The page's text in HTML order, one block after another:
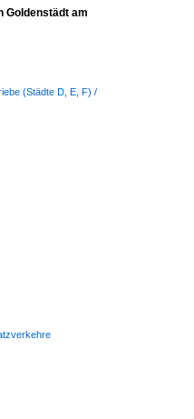
Goldenstädt am
(Städte D, E, F) /